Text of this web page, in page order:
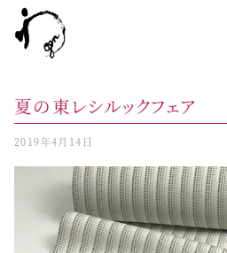
夏の東レシルックフェア
2019年4月14日